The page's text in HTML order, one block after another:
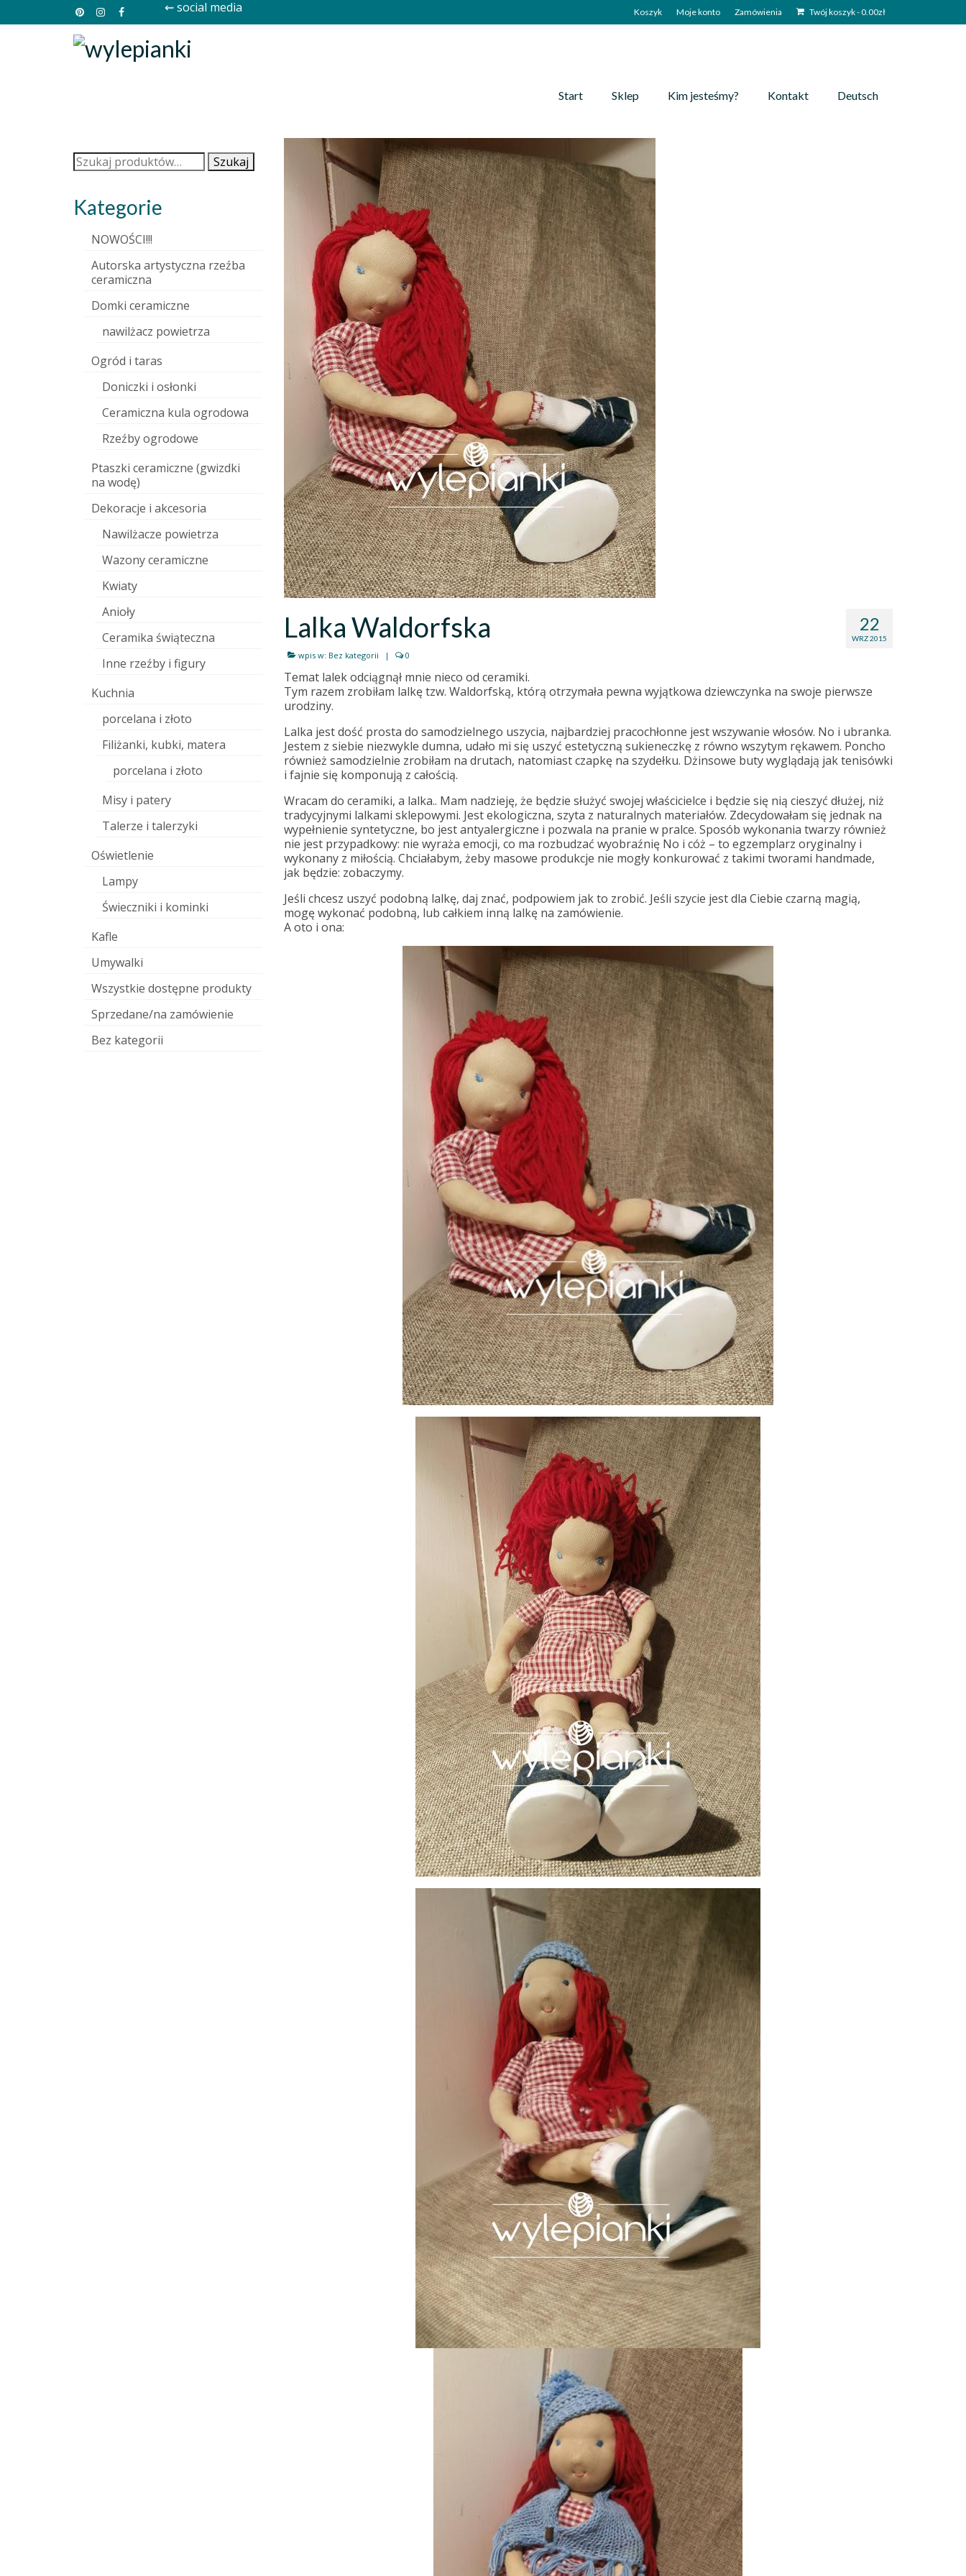
Koszyk Moje konto Zamówienia Twój koszyk-0.00zł
⇜ social media
Start Sklep Kim jesteśmy? Kontakt Deutsch
22
WRZ 2015
Lalka Waldorfska
wpis w: Bez kategorii | 0
Temat lalek odciągnął mnie nieco od ceramiki.
Tym razem zrobiłam lalkę tzw. Waldorfską, którą otrzymała pewna wyjątkowa dziewczynka na swoje pierwsze
urodziny.
Lalka jest dość prosta do samodzielnego uszycia, najbardziej pracochłonne jest wszywanie włosów. No i ubranka.
Jestem z siebie niezwykle dumna, udało mi się uszyć estetyczną sukieneczkę z równo wszytym rękawem. Poncho
również samodzielnie zrobiłam na drutach, natomiast czapkę na szydełku. Dżinsowe buty wyglądają jak tenisówki
i fajnie się komponują z całością.
Wracam do ceramiki, a lalka.. Mam nadzieję, że będzie służyć swojej właścicielce i będzie się nią cieszyć dłużej, niż
tradycyjnymi lalkami sklepowymi. Jest ekologiczna, szyta z naturalnych materiałów. Zdecydowałam się jednak na
wypełnienie syntetyczne, bo jest antyalergiczne i pozwala na pranie w pralce. Sposób wykonania twarzy również
nie jest przypadkowy: nie wyraża emocji, co ma rozbudzać wyobraźnię No i cóż – to egzemplarz oryginalny i
wykonany z miłością. Chciałabym, żeby masowe produkcje nie mogły konkurować z takimi tworami handmade,
jak będzie: zobaczymy.
Jeśli chcesz uszyć podobną lalkę, daj znać, podpowiem jak to zrobić. Jeśli szycie jest dla Ciebie czarną magią,
mogę wykonać podobną, lub całkiem inną lalkę na zamówienie.
A oto i ona:
Szukaj: Szukaj
Kategorie
NOWOŚCI!!!
Autorska artystyczna rzeźba
ceramiczna
Domki ceramiczne
nawilżacz powietrza
Ogród i taras
Doniczki i osłonki
Ceramiczna kula ogrodowa
Rzeźby ogrodowe
Ptaszki ceramiczne (gwizdki
na wodę)
Dekoracje i akcesoria
Nawilżacze powietrza
Wazony ceramiczne
Kwiaty
Anioły
Ceramika świąteczna
Inne rzeźby i figury
Kuchnia
porcelana i złoto
Filiżanki, kubki, matera
porcelana i złoto
Misy i patery
Talerze i talerzyki
Oświetlenie
Lampy
Świeczniki i kominki
Kafle
Umywalki
Wszystkie dostępne produkty
Sprzedane/na zamówienie
Bez kategorii